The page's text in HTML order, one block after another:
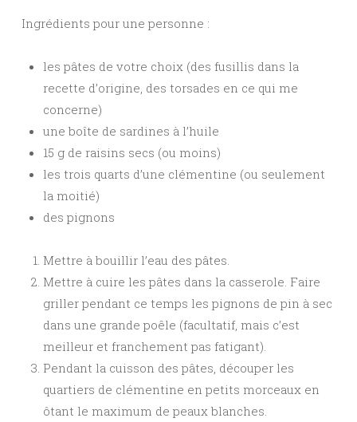
Ingrédients pour une personne :
les pâtes de votre choix (des fusillis dans la
recette d’origine, des torsades en ce qui me
concerne)
une boîte de sardines à l’huile
15 g de raisins secs (ou moins)
les trois quarts d’une clémentine (ou seulement
la moitié)
des pignons
Mettre à bouillir l’eau des pâtes.
Mettre à cuire les pâtes dans la casserole. Faire
griller pendant ce temps les pignons de pin à sec
dans une grande poêle (facultatif, mais c’est
meilleur et franchement pas fatigant).
Pendant la cuisson des pâtes, découper les
quartiers de clémentine en petits morceaux en
ôtant le maximum de peaux blanches.